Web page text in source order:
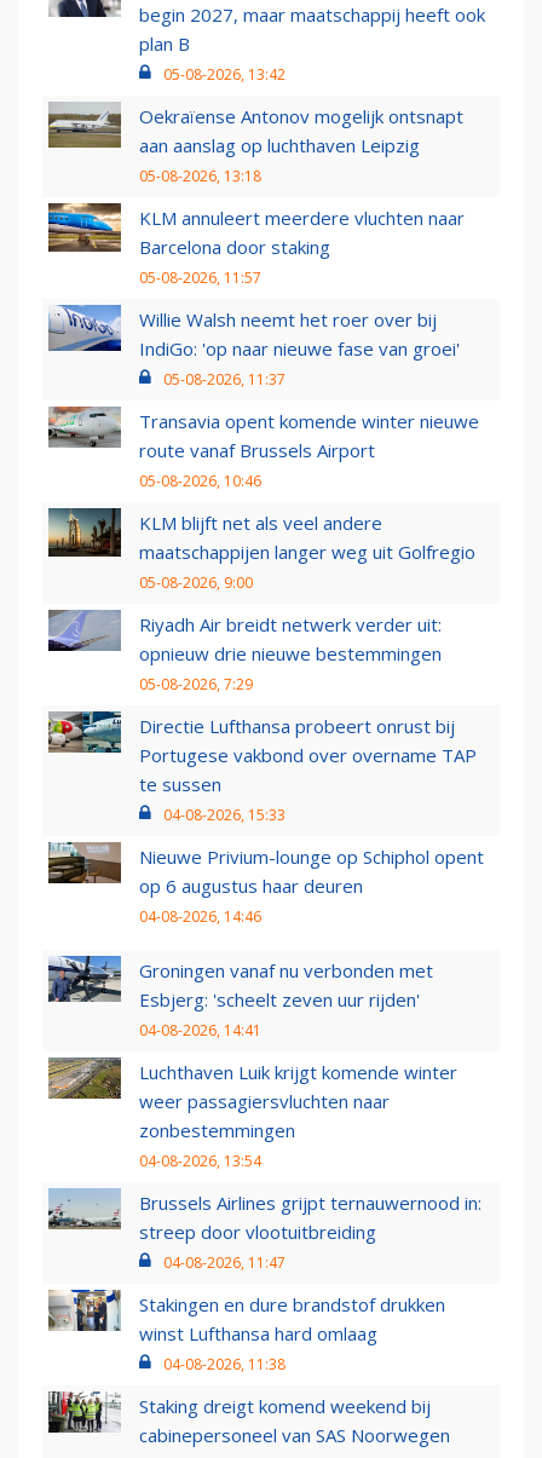
begin 2027, maar maatschappij heeft ook
plan B
05-08-2026, 13:42
Oekraïense Antonov mogelijk ontsnapt
aan aanslag op luchthaven Leipzig
05-08-2026, 13:18
KLM annuleert meerdere vluchten naar
Barcelona door staking
05-08-2026, 11:57
Willie Walsh neemt het roer over bij
IndiGo: 'op naar nieuwe fase van groei'
05-08-2026, 11:37
Transavia opent komende winter nieuwe
route vanaf Brussels Airport
05-08-2026, 10:46
KLM blijft net als veel andere
maatschappijen langer weg uit Golfregio
05-08-2026, 9:00
Riyadh Air breidt netwerk verder uit:
opnieuw drie nieuwe bestemmingen
05-08-2026, 7:29
Directie Lufthansa probeert onrust bij
Portugese vakbond over overname TAP
te sussen
04-08-2026, 15:33
Nieuwe Privium-lounge op Schiphol opent
op 6 augustus haar deuren
04-08-2026, 14:46
Groningen vanaf nu verbonden met
Esbjerg: 'scheelt zeven uur rijden'
04-08-2026, 14:41
Luchthaven Luik krijgt komende winter
weer passagiersvluchten naar
zonbestemmingen
04-08-2026, 13:54
Brussels Airlines grijpt ternauwernood in:
streep door vlootuitbreiding
04-08-2026, 11:47
Stakingen en dure brandstof drukken
winst Lufthansa hard omlaag
04-08-2026, 11:38
Staking dreigt komend weekend bij
cabinepersoneel van SAS Noorwegen